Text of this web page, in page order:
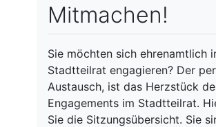
Mitmachen!
Sie möchten sich ehrenamtlich
Stadtteilrat engagieren? Der
Austausch, ist das Herzstück
Engagements im Stadtteilrat.
Sie die Sitzungsübersicht. Sie